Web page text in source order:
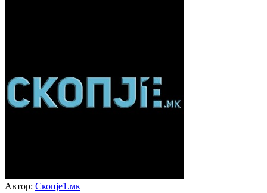
Автор: Скопје1.мк